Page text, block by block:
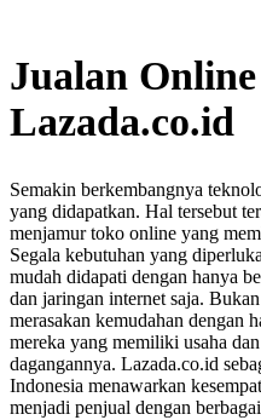
Jualan
Lazada.co.id
Semakin berkembangnya
yang didapatkan. Hal tersebut
menjamur toko online yang
Segala kebutuhan yang
mudah didapati dengan hanya
dan jaringan internet saja.
merasakan kemudahan dengan
mereka yang memiliki usaha
dagangannya. Lazada.co.id
Indonesia menawarkan
menjadi penjual dengan